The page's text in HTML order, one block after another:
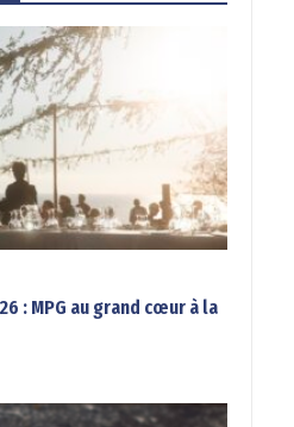
: MPG au grand cœur à la